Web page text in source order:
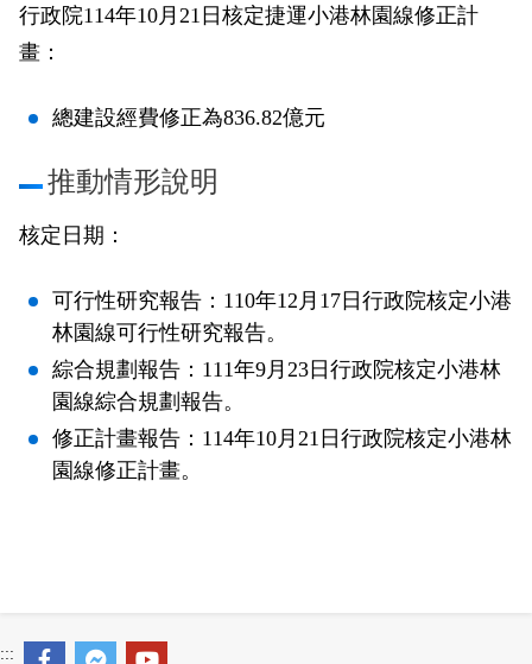
小港林園線
打詐儀錶板
雙語詞彙
輕軌與傳統火車
服務電話
行政院114年10月21日核定捷運小港林園線修正計
畫：
總建設經費修正為836.82億元
推動情形說明
核定日期：
可行性研究報告：110年12月17日行政院核定小港
林園線可行性研究報告。
綜合規劃報告：111年9月23日行政院核定小港林
園線綜合規劃報告。
修正計畫報告：114年10月21日行政院核定小港林
園線修正計畫。
:::